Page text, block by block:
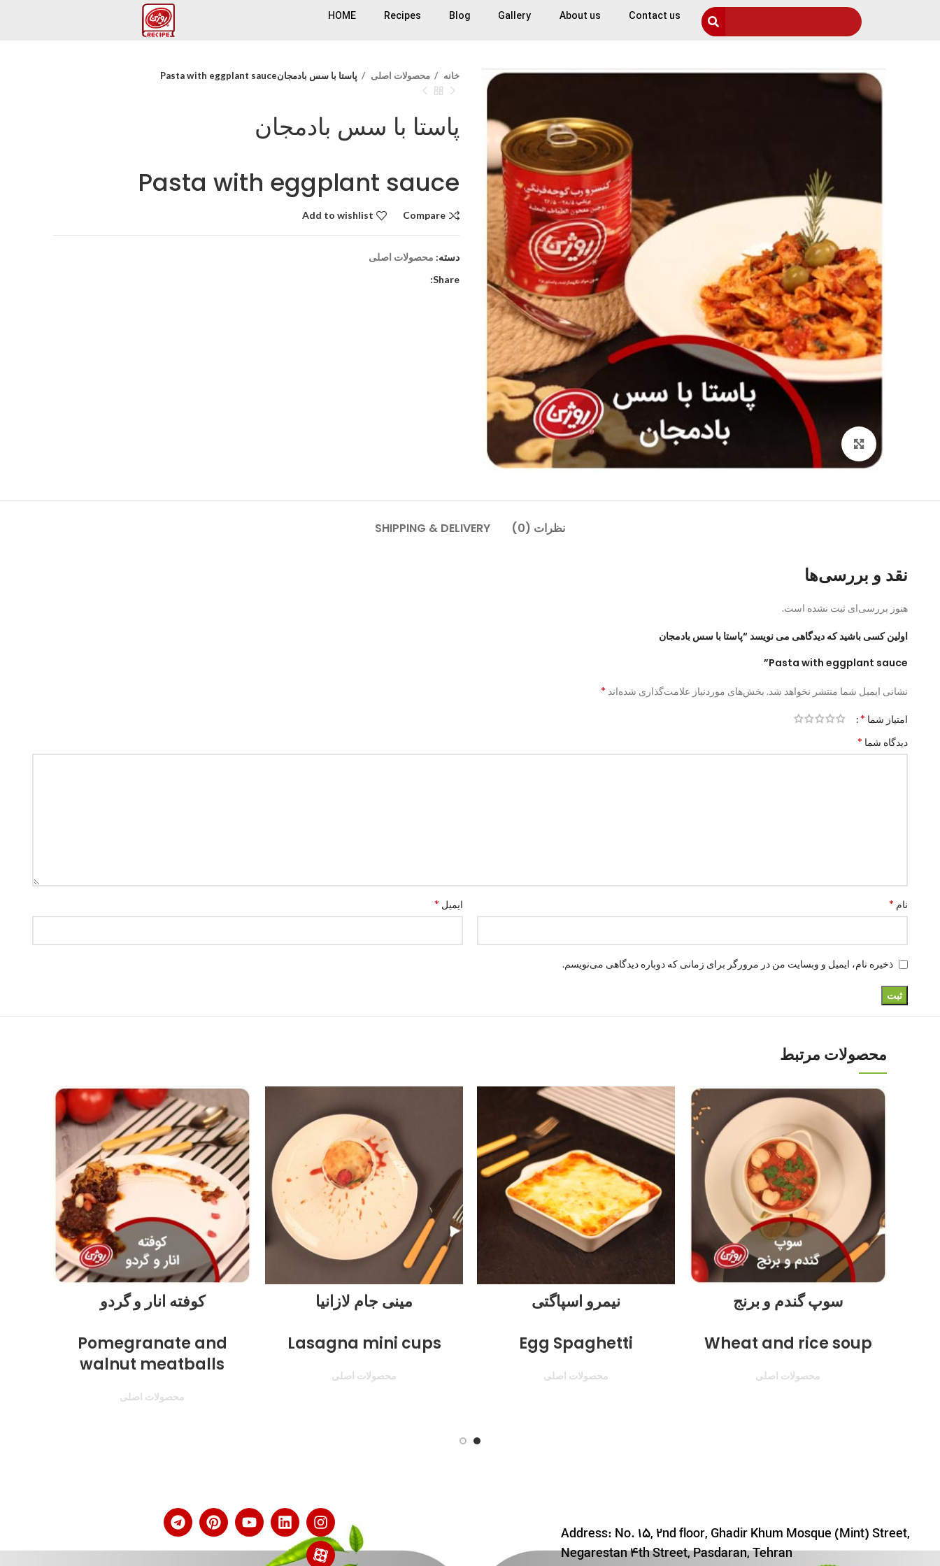
Contact us
About us
Gallery
Blog
Recipes
HOME
Click to enlarge
خانه محصولات اصلی پاستا با سس بادمجانPasta with eggplant sauce
پاستا با سس بادمجان
Pasta with eggplant sauce
Compare
Add to wishlist
دسته: محصولات اصلی
Share:
نظرات (0) SHIPPING & DELIVERY
نقد و بررسی‌ها
هنوز بررسی‌ای ثبت نشده است.
اولین کسی باشید که دیدگاهی می نویسد “پاستا با سس بادمجان
Pasta with eggplant sauce”
نشانی ایمیل شما منتشر نخواهد شد. بخش‌های موردنیاز علامت‌گذاری شده‌اند *
امتیاز شما *
دیدگاه شما *
نام * ایمیل *
ذخیره نام، ایمیل و وبسایت من در مرورگر برای زمانی که دوباره دیدگاهی می‌نویسم.
محصولات مرتبط
سوپ گندم و برنج
Wheat and rice soup
محصولات اصلی
نیمرو اسپاگتی
Egg Spaghetti
محصولات اصلی
مینی جام لازانیا
Lasagna mini cups
محصولات اصلی
کوفته انار و گردو
Pomegranate and
walnut meatballs
محصولات اصلی
Address: No. 15, 2nd floor, Ghadir Khum Mosque (Mint) Street,
Negarestan 4th Street, Pasdaran, Tehran